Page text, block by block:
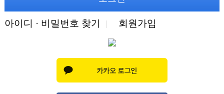
아이디 · 비밀번호 찾기 회원가입